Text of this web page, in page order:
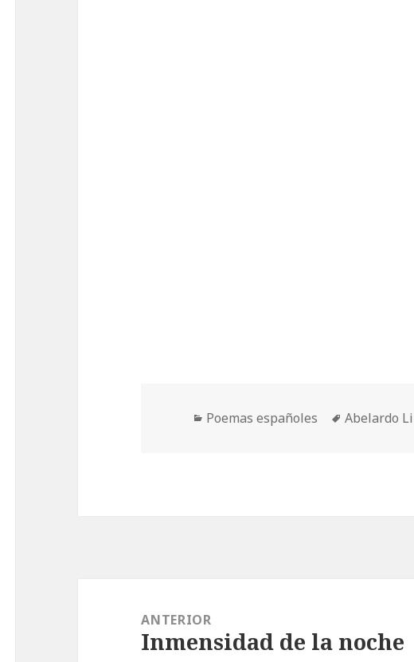
Categorías
Poemas españoles Etiquetas
Abelardo
entradas
ANTERIOR
Entrada
Inmensidad de la noche